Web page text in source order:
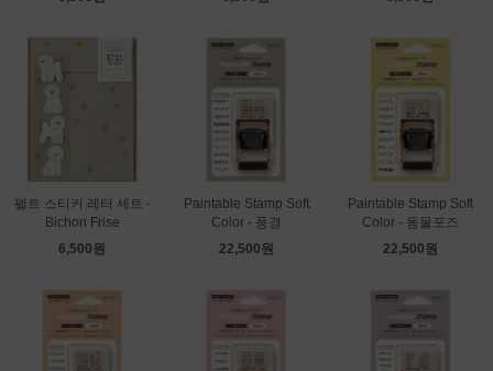
펠트 스티커 레터 세트 -
Bichon Frise
6,500원
Paintable Stamp Soft
Color - 풍경
22,500원
Paintable Stamp Soft
Color - 동물포즈
22,500원